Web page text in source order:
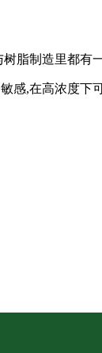
脂制造里都有
感,在高浓度下